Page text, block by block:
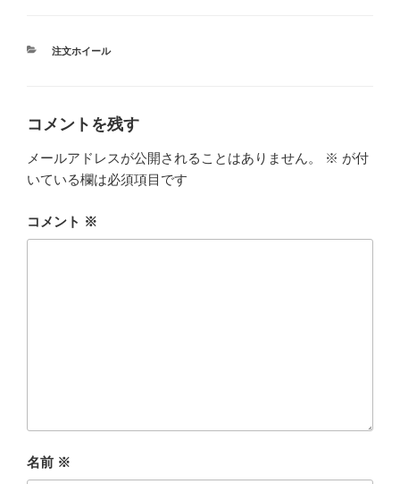
カ
注文ホイール
コメントを残す
メールアドレスが公開されることはありません。 ※ が付
いている欄は必須項目です
コメント ※
名前 ※